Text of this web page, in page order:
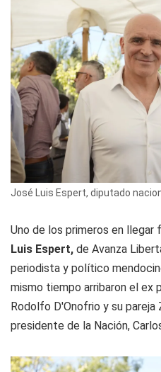
José Luis Espert, diputado
Uno de los primeros en llegar
Luis Espert, de Avanza
periodista y político
mismo tiempo arribaron el ex
Rodolfo D'Onofrio y su pareja
presidente de la Nación,